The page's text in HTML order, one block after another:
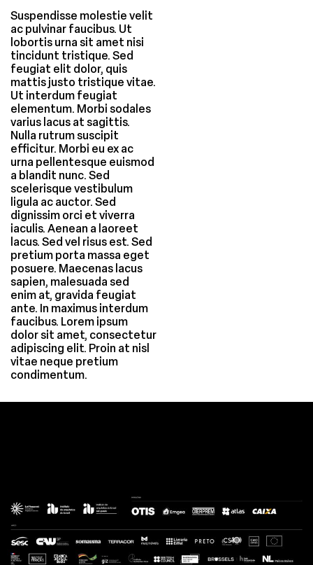
Suspendisse molestie velit
ac pulvinar faucibus. Ut
lobortis urna sit amet nisi
tincidunt tristique. Sed
feugiat elit dolor, quis
mattis justo tristique vitae.
Ut interdum feugiat
elementum. Morbi sodales
varius lacus at sagittis.
Nulla rutrum suscipit
efficitur. Morbi eu ex ac
urna pellentesque euismod
a blandit nunc. Sed
scelerisque vestibulum
ligula ac auctor. Sed
dignissim orci et viverra
iaculis. Aenean a laoreet
lacus. Sed vel risus est. Sed
pretium porta massa eget
posuere. Maecenas lacus
sapien, malesuada sed
enim at, gravida feugiat
ante. In maximus interdum
faucibus. Lorem ipsum
dolor sit amet, consectetur
adipiscing elit. Proin at nisl
vitae neque pretium
condimentum.